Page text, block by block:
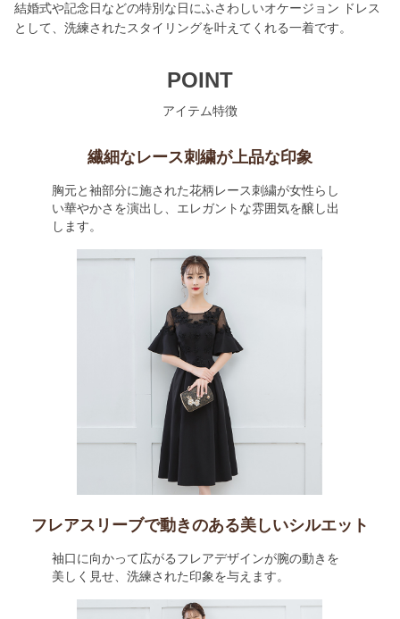
結婚式や記念日などの特別な日にふさわしいオケージョン ドレス
として、洗練されたスタイリングを叶えてくれる一着です。
POINT
アイテム特徴
繊細なレース刺繍が上品な印象
胸元と袖部分に施された花柄レース刺繍が女性らし
い華やかさを演出し、エレガントな雰囲気を醸し出
します。
フレアスリーブで動きのある美しいシルエット
袖口に向かって広がるフレアデザインが腕の動きを
美しく見せ、洗練された印象を与えます。